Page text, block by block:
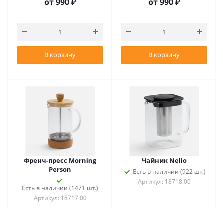
В корзину В корзину
Френч-пресс Morning
Person
Есть в наличии (1471 шт.)
Артикул: 18717.00
Чайник Nelio
Есть в наличии (922 шт.)
Артикул: 18718.00